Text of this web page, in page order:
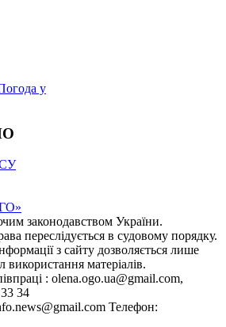
у
законодавством України.
переслідується в судовому порядку.
з сайту дозволяється лише
матеріалів.
: olena.ogo.ua@gmail.com,
34
Телефон: